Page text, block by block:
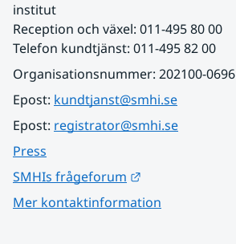
institut
Reception och växel: 011-495 80 00
Telefon kundtjänst: 011-495 82 00
Organisationsnummer: 202100-0696
Epost: kundtjanst@smhi.se
Epost: registrator@smhi.se
Press
SMHIs frågeforum
Mer kontaktinformation